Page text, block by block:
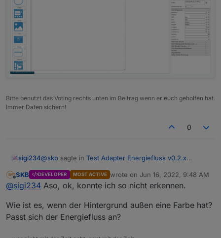
Bitte benutzt das Voting rechts unten im Beitrag wenn er euch geholfen hat.
Immer Daten sichern!
0
sigi234@skb sagte in Test Adapter Energiefluss v0.2.x
@sigi234 Und jetzt als HTML Widget in VIS?
Ist es ja
Offline
SKB DEVELOPER MOST ACTIVE wrote onJun 16, 2022, 9:48 AM
last edited by
@sigi234 Aso, ok, konnte ich so nicht erkennen.
Wie ist es, wenn der Hintergrund außen eine Farbe hat?
Passt sich der Energiefluss an?